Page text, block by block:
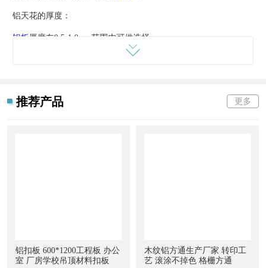
铝天花的厚度：
铝板 厚度在0.5-1.0mm范围内可供选择。
点,广泛用于写字楼,商场,火车站,机场,大型会所等场合。
推荐产品 更多
铝扣板 600*1200工程板 办公
室 厂房学校吊顶材料扣板
木纹铝方通生产厂家 转印工
艺 滚涂不掉色 格栅方通